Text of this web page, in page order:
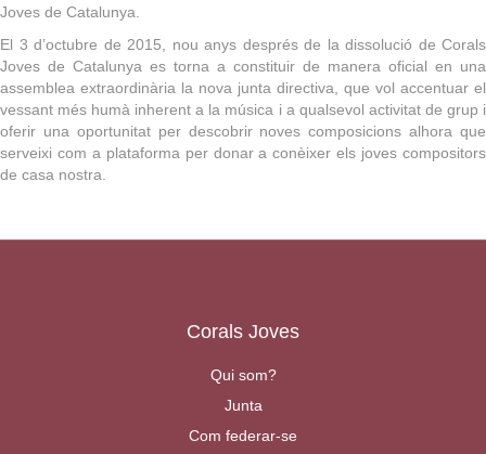
Joves de Catalunya.
El 3 d’octubre de 2015, nou anys després de la dissolució de Corals
Joves de Catalunya es torna a constituir de manera oficial en una
assemblea extraordinària la nova junta directiva, que vol accentuar el
vessant més humà inherent a la música i a qualsevol activitat de grup i
oferir una oportunitat per descobrir noves composicions alhora que
serveixi com a plataforma per donar a conèixer els joves compositors
de casa nostra.
Corals Joves
Qui som?
Junta
Com federar-se